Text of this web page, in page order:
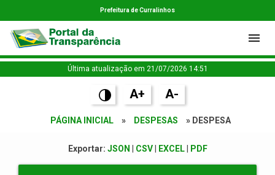
Prefeitura de Curralinhos
Última atualização em 21/07/2026 14:51
A+ A-
PÁGINA INICIAL » DESPESAS » DESPESA
Exportar: JSON CSV| EXCEL| PDF